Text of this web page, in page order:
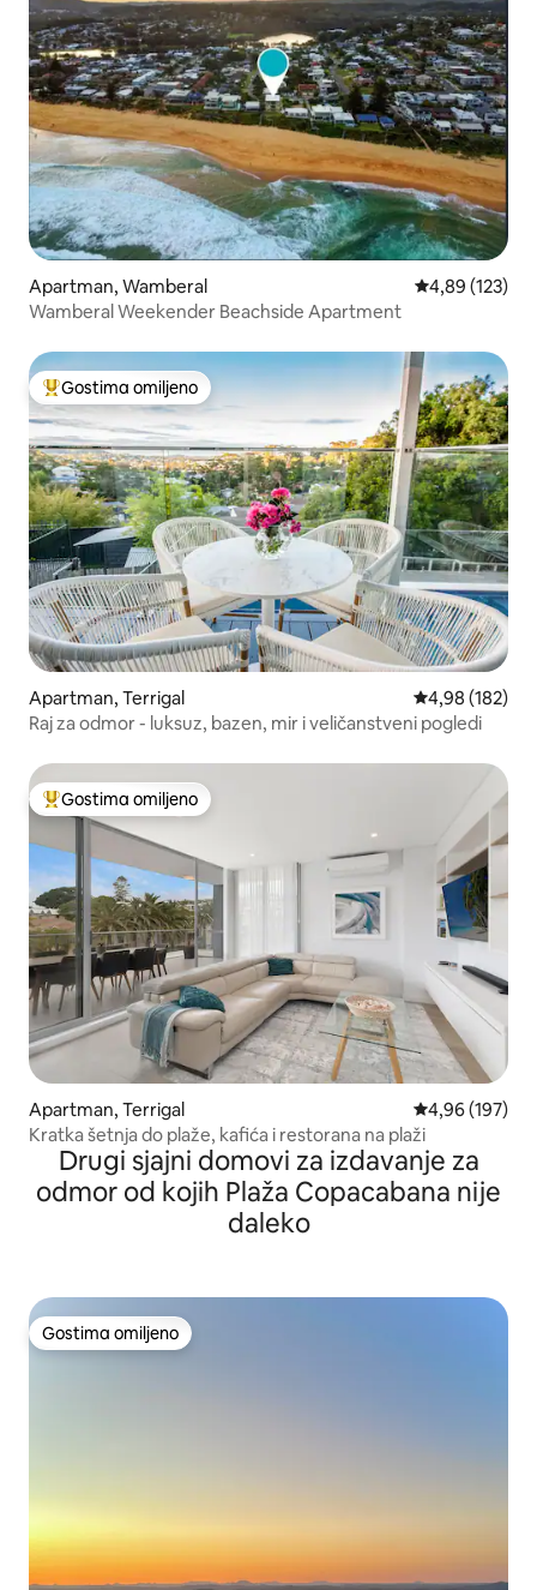
Apartman, Wamberal Prosečna
4,89 (123)
Wamberal Weekender Beachside Apartment
Najuspešniji među gostima omiljenim
Gostima omiljeno
Apartman, Terrigal Prosečna
4,98 (182)
Raj za odmor - luksuz, bazen, mir i veličanstveni pogledi
Najuspešniji među gostima omiljenim
Gostima omiljeno
Apartman, Terrigal Prosečna
4,96 (197)
Kratka šetnja do plaže, kafića i restorana na plaži
Drugi sjajni domovi za izdavanje za
odmor od kojih Plaža Copacabana nije
daleko
Gostima omiljeno
Gostima omiljeno